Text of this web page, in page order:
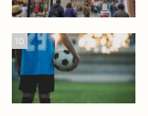
10